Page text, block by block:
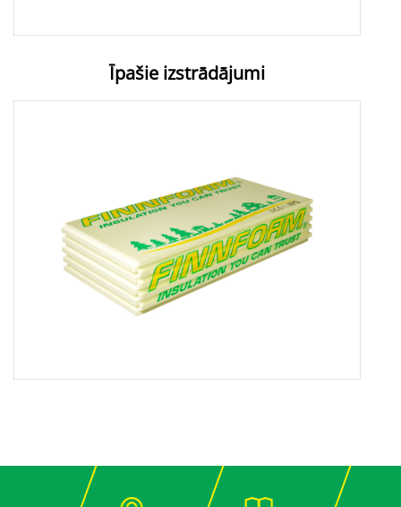
Īpašie izstrādājumi